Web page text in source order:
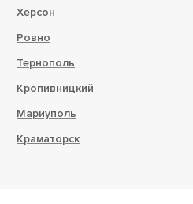
Херсон
Ровно
Тернополь
Кропивницкий
Мариуполь
Краматорск